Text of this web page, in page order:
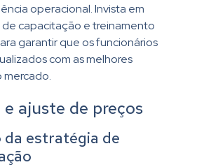
operacional. Invista em
de capacitação e treinamento
garantir que os funcionários
com as melhores
mercado.
e ajuste de preços
da estratégia de